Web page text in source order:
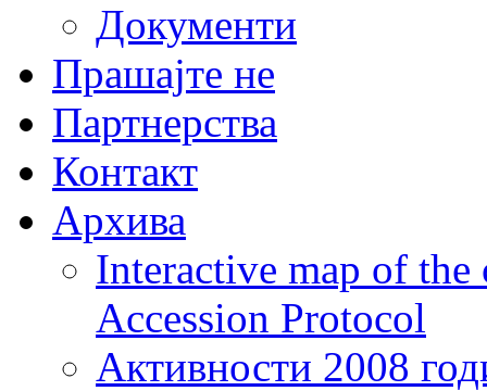
Документи
Прашајте не
Партнерства
Контакт
Архива
Interactive map of
Accession Protocol
Активности 2008